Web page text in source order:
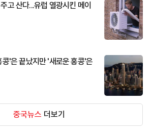
고 산다...유럽 열광시킨 메이
'은 끝났지만 '새로운 홍콩'은
중국뉴스 더보기